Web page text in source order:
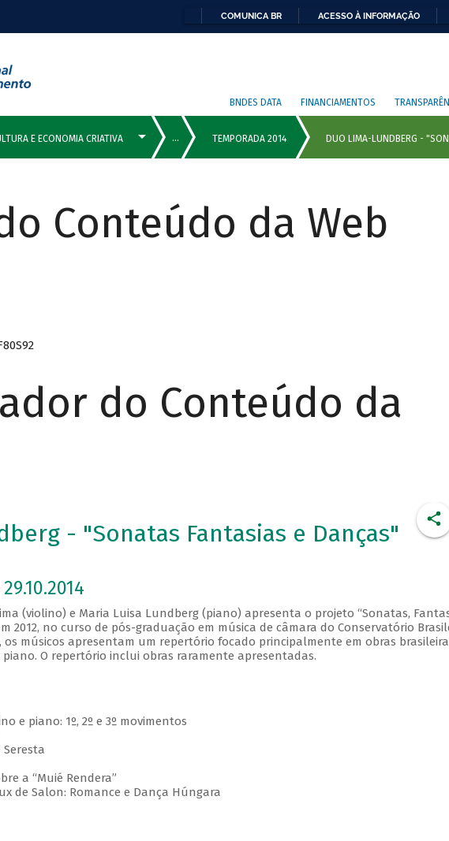
COMUNICA BR ACESSO À INFORMAÇÃO
BNDES DATA FINANCIAMENTOS
Conteúdo da Web
do Conteúdo da
- "Sonatas Fantasias e Danças"
(violino) e Maria Luisa Lundberg (piano) apresenta o projeto “Sonatas,
2012, no curso de pós-graduação em música de câmara do Conservatório
os músicos apresentam um repertório focado principalmente em obras
O repertório inclui obras raramente apresentadas.
e piano: 1º, 2º e 3º movimentos
Seresta
a “Muié Rendera”
de Salon: Romance e Dança Húngara